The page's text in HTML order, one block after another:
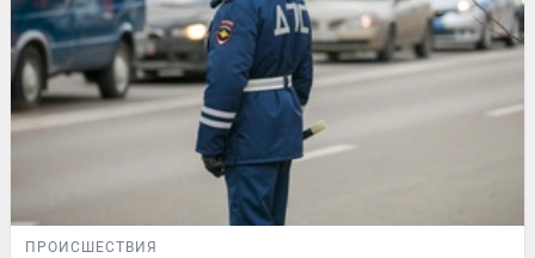
ПРОИСШЕСТВИЯ